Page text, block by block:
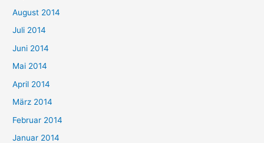
August 2014
Juli 2014
Juni 2014
Mai 2014
April 2014
März 2014
Februar 2014
Januar 2014